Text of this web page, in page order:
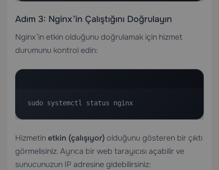
Adım 3: Nginx’in Çalıştığını Doğrulayın
Nginx’in etkin olduğunu doğrulamak için hizmet
durumunu kontrol edin:
sudo systemctl status nginx
Hizmetinetkin (çalışıyor) olduğunu gösteren bir çıktı
görmelisiniz. Ayrıca bir web tarayıcısı açabilir ve
sunucunuzun IP adresine gidebilirsiniz: